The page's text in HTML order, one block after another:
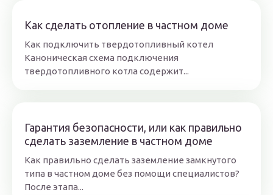
Как сделать отопление в частном доме
Как подключить твердотопливный котел
Каноническая схема подключения
твердотопливного котла содержит...
Гарантия безопасности, или как правильно
сделать заземление в частном доме
Как правильно сделать заземление замкнутого
типа в частном доме без помощи специалистов?
После этапа...